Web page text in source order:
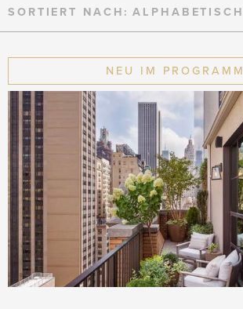
SORTIERT NACH:
NEU IM PROGRAMM